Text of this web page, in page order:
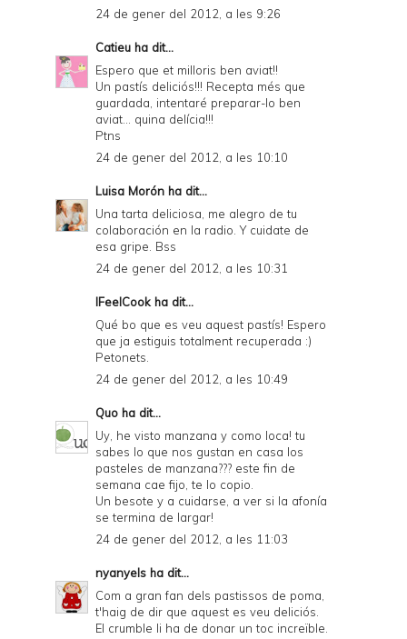
24 de gener del 2012, a les 9:26
Catieu ha dit...
Espero que et milloris ben aviat!!
Un pastís deliciós!!! Recepta més que
guardada, intentaré preparar-lo ben
aviat... quina delícia!!!
Ptns
24 de gener del 2012, a les 10:10
Luisa Morón ha dit...
Una tarta deliciosa, me alegro de tu
colaboración en la radio. Y cuidate de
esa gripe. Bss
24 de gener del 2012, a les 10:31
IFeelCookha dit...
Qué bo que es veu aquest pastís! Espero
que ja estiguis totalment recuperada :)
Petonets.
24 de gener del 2012, a les 10:49
Quo ha dit...
Uy, he visto manzana y como loca! tu
sabes lo que nos gustan en casa los
pasteles de manzana??? este fin de
semana cae fijo, te lo copio.
Un besote y a cuidarse, a ver si la afonía
se termina de largar!
24 de gener del 2012, a les 11:03
nyanyels ha dit...
Com a gran fan dels pastissos de poma,
t'haig de dir que aquest es veu deliciós.
El crumble li ha de donar un toc increïble.